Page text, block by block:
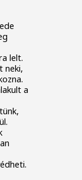
lelt.
neki,
a